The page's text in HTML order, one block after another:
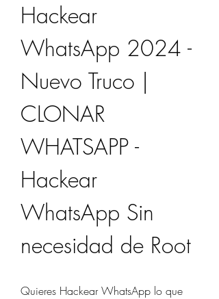
Hackear
WhatsApp 2024 -
Nuevo Truco |
CLONAR
WHATSAPP -
Hackear
WhatsApp Sin
necesidad de Root
Quieres Hackear WhatsApp lo que